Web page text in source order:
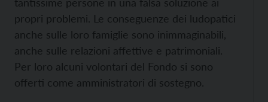
propri problemi. Le conseguenze dei ludopatici
anche sulle loro famiglie sono inimmaginabili,
anche sulle relazioni affettive e patrimoniali.
Per loro alcuni volontari del Fondo si sono
offerti come amministratori di sostegno.